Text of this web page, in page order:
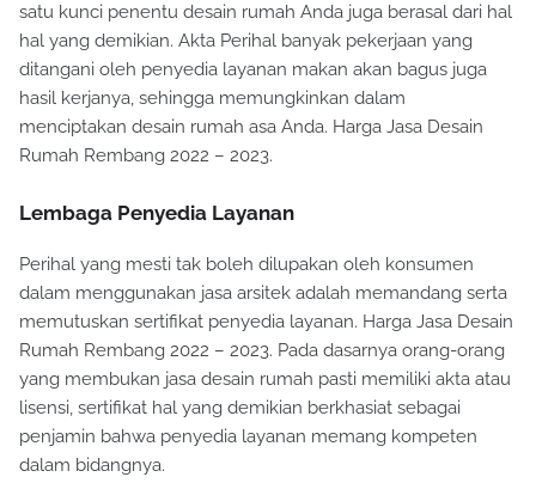
satu kunci penentu desain rumah Anda juga berasal dari hal
hal yang demikian. Akta Perihal banyak pekerjaan yang
ditangani oleh penyedia layanan makan akan bagus juga
hasil kerjanya, sehingga memungkinkan dalam
menciptakan desain rumah asa Anda. Harga Jasa Desain
Rumah Rembang 2022 – 2023.
Lembaga Penyedia Layanan
Perihal yang mesti tak boleh dilupakan oleh konsumen
dalam menggunakan jasa arsitek adalah memandang serta
memutuskan sertifikat penyedia layanan. Harga Jasa Desain
Rumah Rembang 2022 – 2023. Pada dasarnya orang-orang
yang membukan jasa desain rumah pasti memiliki akta atau
lisensi, sertifikat hal yang demikian berkhasiat sebagai
penjamin bahwa penyedia layanan memang kompeten
dalam bidangnya.